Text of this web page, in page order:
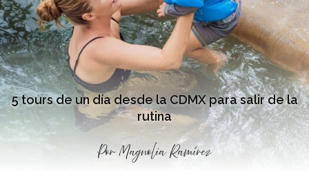
5 tours de un día desde la CDMX para salir de la
rutina
Por Magnolia Ramírez